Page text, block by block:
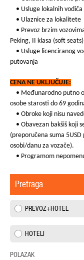
• Usluge lokalnih vodiča
• Ulaznice za lokalitete
• Prevoz brzim
Peking, II klasa (soft seats)
• Usluge licenciranog
putovanja
CENA NE UKLJUČUJE:
• Međunarodno putno
osobe starosti do 69
• Obroke koji nisu
• Obavezan bakšiš koji
(preporučena suma
osobi/danu za vozače).
• Programom
Pretraga
PREVOZ+HOTEL
HOTELI
POLAZAK